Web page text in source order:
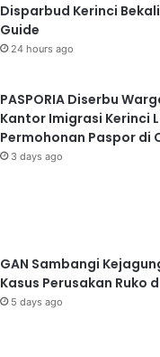
Disparbud Kerinci
Guide
24 hours ago
PASPORIA Diserbu
Kantor Imigrasi Kerinci
Permohonan Paspor di
3 days ago
GAN Sambangi
Kasus Perusakan Ruko
5 days ago